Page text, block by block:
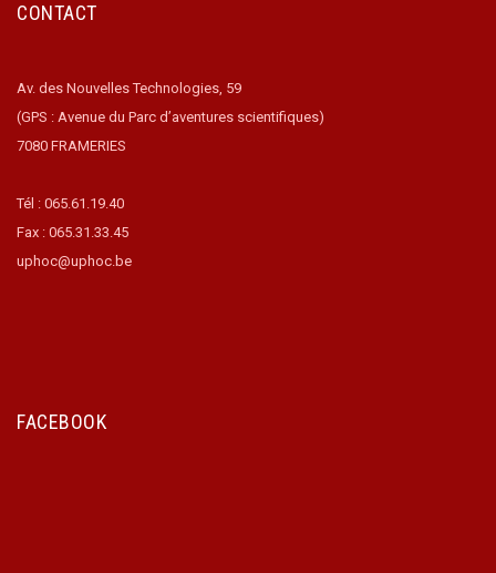
CONTACT
Av. des Nouvelles Technologies, 59
(GPS : Avenue du Parc d’aventures scientifiques)
7080 FRAMERIES
Tél : 065.61.19.40
Fax : 065.31.33.45
uphoc@uphoc.be
FACEBOOK